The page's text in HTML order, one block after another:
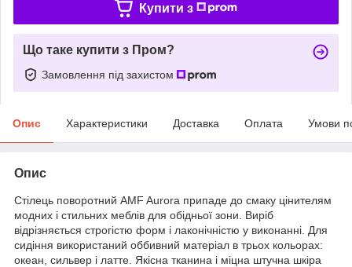
Купити з
Що таке купити з Пром?
Замовлення під захистом
Опис Характеристики Доставка Оплата Умови
Опис
Стілець поворотний AMF Aurora припаде до смаку цінителям
модних і стильних меблів для обідньої зони. Виріб
відрізняється строгістю форм і лаконічністю у виконанні. Для
сидіння використаний оббивний матеріал в трьох кольорах:
океан, сильвер і латте. Якісна тканина і міцна штучна шкіра